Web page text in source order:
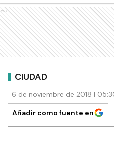
Ads
CIUDAD
6 de noviembre de 2018 |
Añadir como fuente en